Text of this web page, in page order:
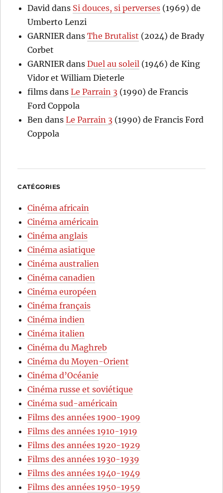
David dans Si douces, si perverses (1969) de
Umberto Lenzi
GARNIERdansThe Brutalist (2024) de Brady
Corbet
GARNIERdansDuel au soleil (1946) de King
Vidor et William Dieterle
films dansLe Parrain 3 (1990) de Francis
Ford Coppola
Ben dansLe Parrain 3 (1990) de Francis Ford
Coppola
CATÉGORIES
Cinéma africain
Cinéma américain
Cinéma anglais
Cinéma asiatique
Cinéma australien
Cinéma canadien
Cinéma européen
Cinéma français
Cinéma indien
Cinéma italien
Cinéma du Maghreb
Cinéma du Moyen-Orient
Cinéma d’Océanie
Cinéma russe et soviétique
Cinéma sud-américain
Films des années 1900-1909
Films des années 1910-1919
Films des années 1920-1929
Films des années 1930-1939
Films des années 1940-1949
Films des années 1950-1959